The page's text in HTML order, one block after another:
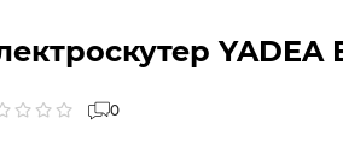
YADEA
0